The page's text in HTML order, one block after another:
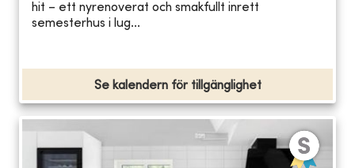
hit – ett nyrenoverat och smakfullt inrett
semesterhus i lug...
Se kalendern för tillgänglighet